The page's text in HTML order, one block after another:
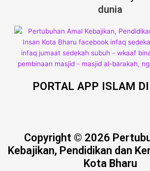
dunia
PORTAL APP ISLAM
Copyright © 2026
Kebajikan, Pendidikan dan
Kota Bharu